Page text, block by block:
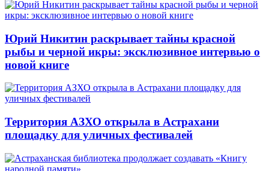
Юрий Никитин раскрывает тайны красной
рыбы и черной икры: эксклюзивное интервью о
новой книге
Территория АЗХО открыла в Астрахани
площадку для уличных фестивалей